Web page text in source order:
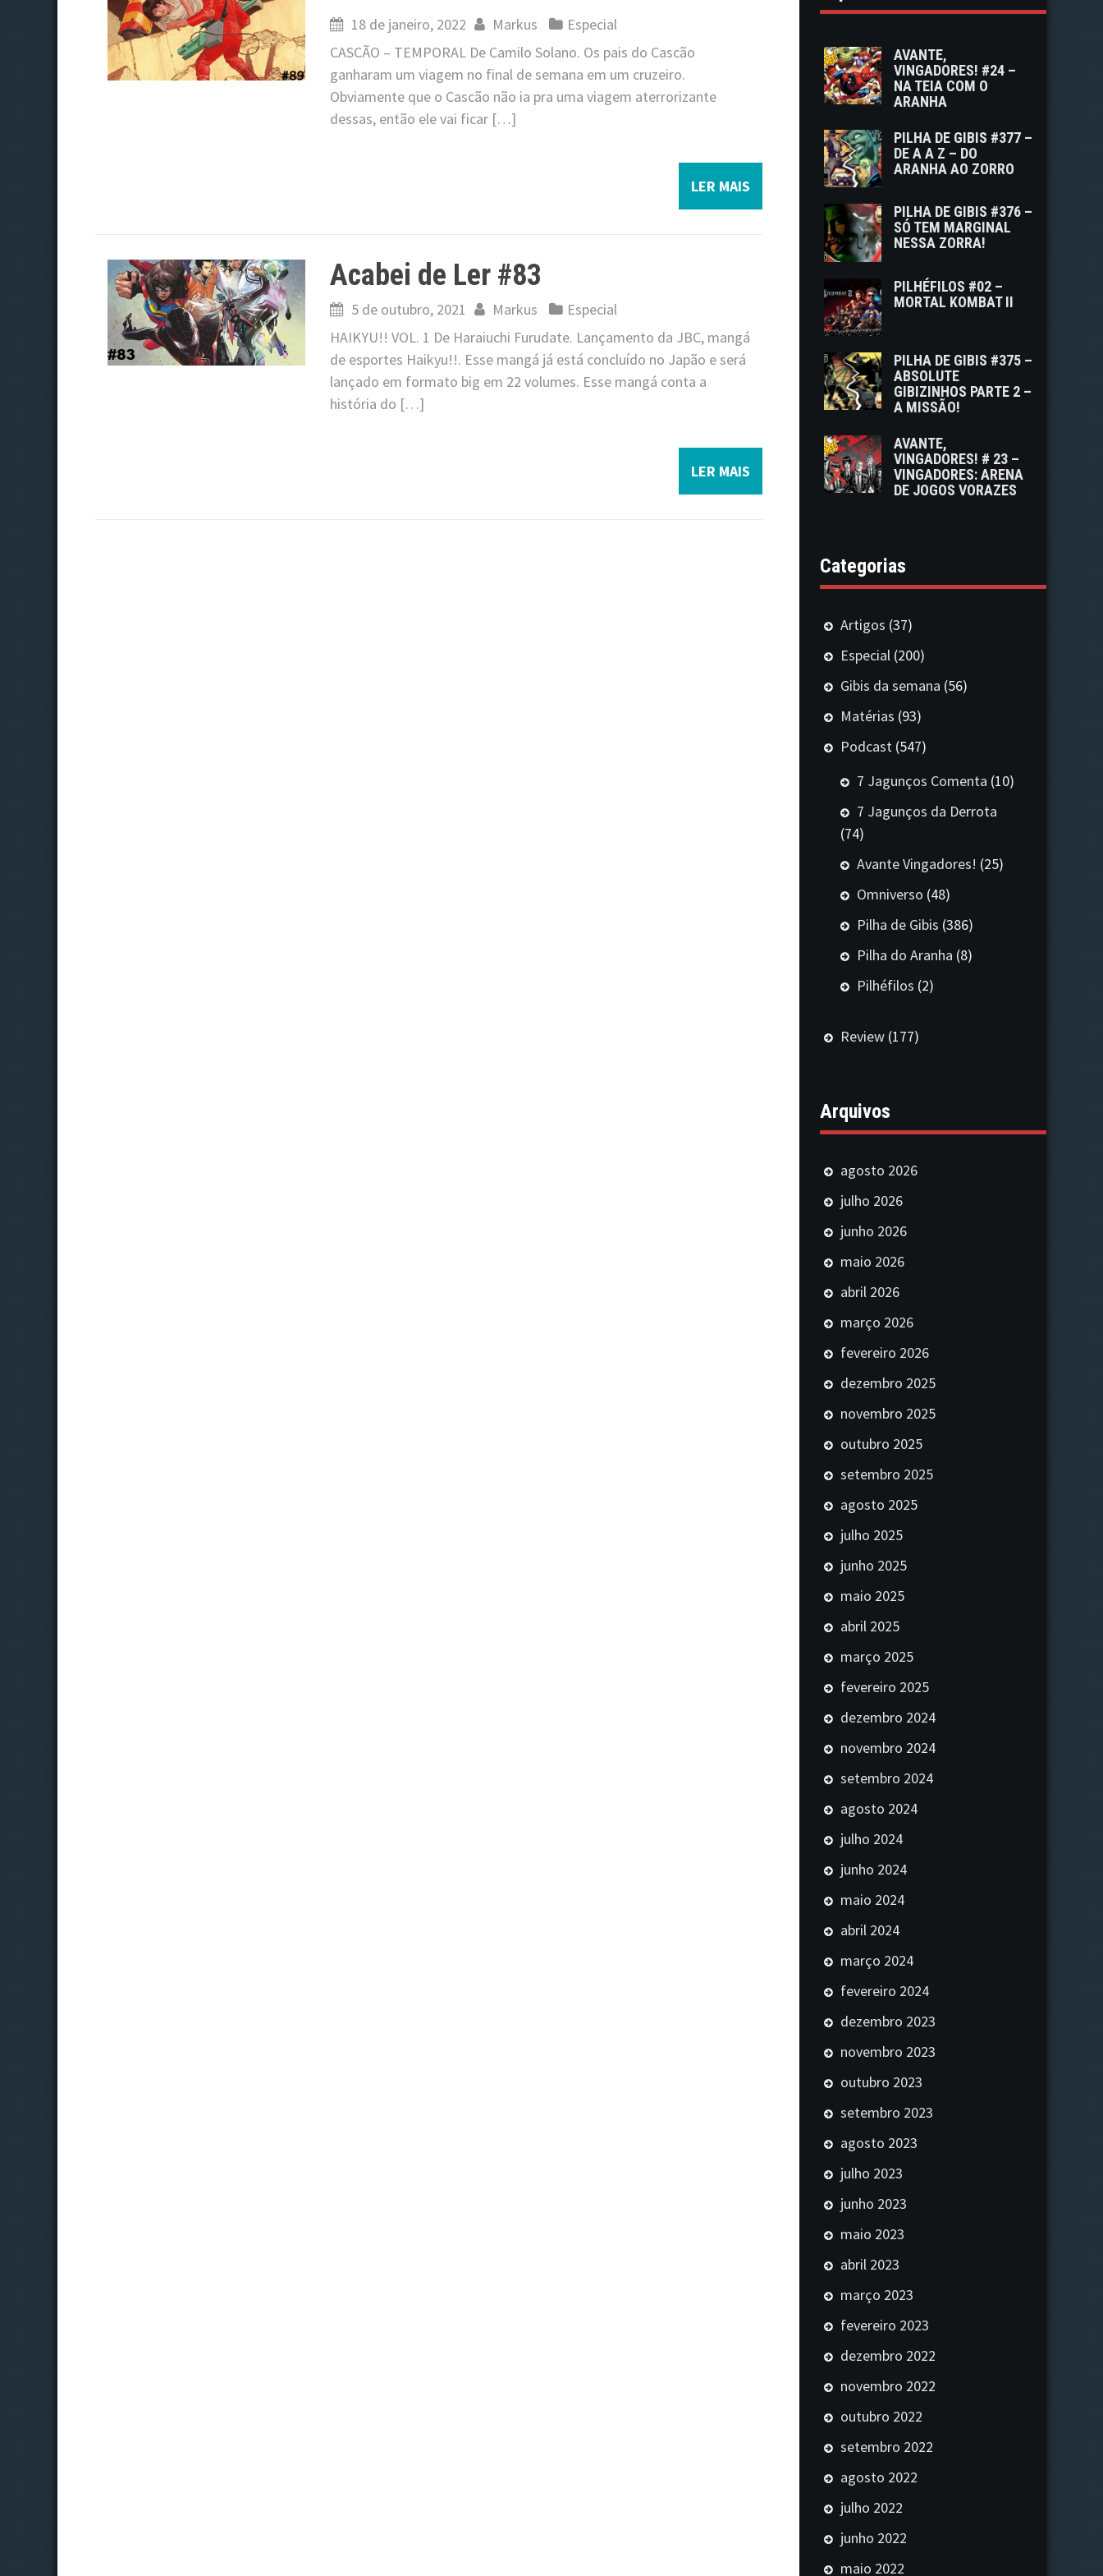
18 de janeiro, 2022 Markus
Especial
CASCÃO – TEMPORAL De Camilo Solano. Os pais do Cascão
ganharam um viagem no final de semana em um cruzeiro.
Obviamente que o Cascão não ia pra uma viagem aterrorizante
dessas, então ele vai ficar […]
LER MAIS
Acabei de Ler #83
5 de outubro, 2021 Markus
Especial
HAIKYU!! VOL. 1 De Haraiuchi Furudate. Lançamento da JBC, mangá
de esportes Haikyu!!. Esse mangá já está concluído no Japão e será
lançado em formato big em 22 volumes. Esse mangá conta a
história do […]
LER MAIS
AVANTE,
VINGADORES! #24 –
NA TEIA COM O
ARANHA
PILHA DE GIBIS #377 –
DE A A Z – DO
ARANHA AO ZORRO
PILHA DE GIBIS #376 –
SÓ TEM MARGINAL
NESSA ZORRA!
PILHÉFILOS #02 –
MORTAL KOMBAT II
PILHA DE GIBIS #375 –
ABSOLUTE
GIBIZINHOS PARTE 2 –
A MISSÃO!
AVANTE,
VINGADORES! # 23 –
VINGADORES: ARENA
DE JOGOS VORAZES
Categorias
Artigos (37)
Especial (200)
Gibis da semana (56)
Matérias (93)
Podcast (547)
7 Jagunços Comenta (10)
7 Jagunços da Derrota
(74)
Avante Vingadores! (25)
Omniverso (48)
Pilha de Gibis (386)
Pilha do Aranha (8)
Pilhéfilos (2)
Review (177)
Arquivos
agosto 2026
julho 2026
junho 2026
maio 2026
abril 2026
março 2026
fevereiro 2026
dezembro 2025
novembro 2025
outubro 2025
setembro 2025
agosto 2025
julho 2025
junho 2025
maio 2025
abril 2025
março 2025
fevereiro 2025
dezembro 2024
novembro 2024
setembro 2024
agosto 2024
julho 2024
junho 2024
maio 2024
abril 2024
março 2024
fevereiro 2024
dezembro 2023
novembro 2023
outubro 2023
setembro 2023
agosto 2023
julho 2023
junho 2023
maio 2023
abril 2023
março 2023
fevereiro 2023
dezembro 2022
novembro 2022
outubro 2022
setembro 2022
agosto 2022
julho 2022
junho 2022
maio 2022